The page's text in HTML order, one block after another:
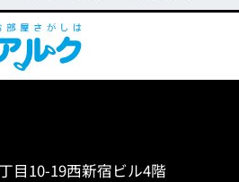
目10-19西新宿ビル4階